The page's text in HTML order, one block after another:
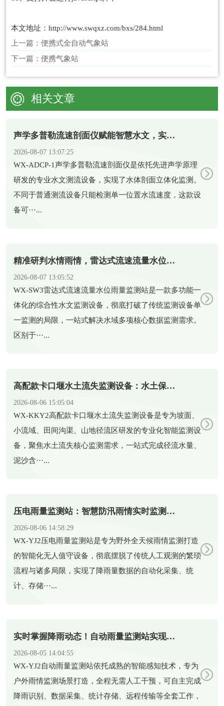
本文地址：http://www.swqxz.com/bxs/284.html
上一篇： 便携式全自动气象站
下一篇： 便携气象站
相关文章
声学多普勒流速剖面仪赋能智慧水文，实现水体剖面精准测流
2026-08-07 13:07:25
​WX-ADCP-1声学多普勒流速剖面仪是依托先进声学原理
研发的专业水文测流设备，实现了水体剖面立体化监测。
不同于普通测流设备只能检测单一位置水流速度，这款设
备可···...
精准研判水情雨情，雷达式流速流量水位雨量监测站助力科学防汛
2026-08-07 13:05:52
​WX-SW3雷达式流速流量水位雨量监测站是一款多功能一
体化的综合性水文监测设备，彻底打破了传统监测设备单
一监测的局限，一站式解决水域多项核心数据监测需求。
区别于···...
高配款卡口堰水土流失监测设备：水土保持智能化监测新装备
2026-08-06 15:05:04
​WX-KKY2高配款卡口堰水土流失监测设备是专为坡面、
小流域、田间沟渠、山地径流区研发的专业化智能监测设
备，聚焦水土流失核心监测需求，一站式完成径流水量、
泥沙含···...
压电雨量监测站：智慧防汛雨情实时监测智能设备
2026-08-06 14:58:29
​WX-YJ2压电雨量监测站是专为野外全天候雨情监测打造
的智能化无人值守设备，彻底摆脱了传统人工观测的繁琐
流程与诸多局限，实现了降雨量数据的自动化采集、统
计、存储···...
实时掌握降雨动态！自动雨量监测站实现雨量精准监测
2026-08-05 14:04:55
​WX-YJ2自动雨量监测站依托成熟的智能感知技术，专为
户外雨情监测场景打造，全程无需人工干预，可自主完成
降雨识别、数据采集、统计存储、远程传输等全套工作，